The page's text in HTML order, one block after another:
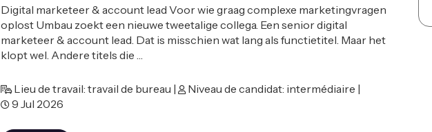
Digital marketeer & account lead Voor wie graag complexe marketingvragen
oplost Umbau zoekt een nieuwe tweetalige collega. Een senior digital
marketeer & account lead. Dat is misschien wat lang als functietitel. Maar het
klopt wel. Andere titels die …
Lieu de travail: travail de bureau |
Niveau de candidat: intermédiaire |
9 Jul 2026